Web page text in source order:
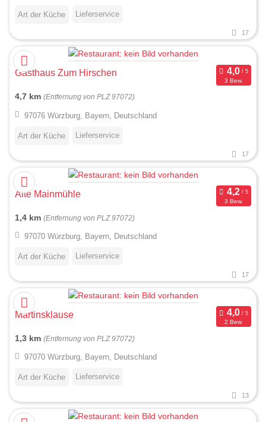
Art der Küche Lieferservice
17
Gasthaus Zum Hirschen
3 Bew.
4,7 km (Entfernung von PLZ 97072)
97076 Würzburg, Bayern, Deutschland
Art der Küche Lieferservice
17
Alte Mainmühle
3 Bew.
1,4 km (Entfernung von PLZ 97072)
97070 Würzburg, Bayern, Deutschland
Art der Küche Lieferservice
17
Martinsklause
2 Bew.
1,3 km (Entfernung von PLZ 97072)
97070 Würzburg, Bayern, Deutschland
Art der Küche Lieferservice
13